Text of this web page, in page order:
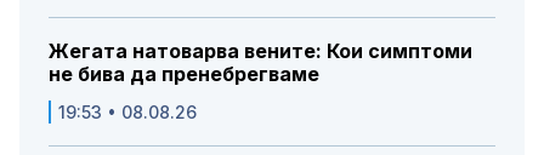
Жегата натоварва вените: Кои симптоми
не бива да пренебрегваме
19:53 • 08.08.26